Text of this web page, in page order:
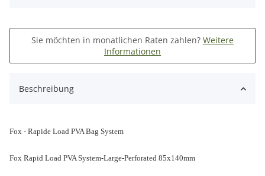
Sie möchten in monatlichen Raten zahlen? Weitere
Informationen
Beschreibung
Fox - Rapide Load PVA Bag System
Fox Rapid Load PVA System-Large-Perforated 85x140mm